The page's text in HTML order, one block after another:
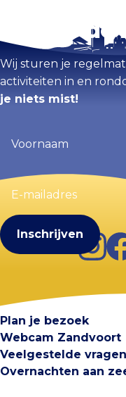
Blijf op
Wij sturen je
activiteiten in en
je niets mist!
(Vereist)
E-
mailadres
Plan je bezoek
Webcam Zandvoort
Veelgestelde vragen
Overnachten aan